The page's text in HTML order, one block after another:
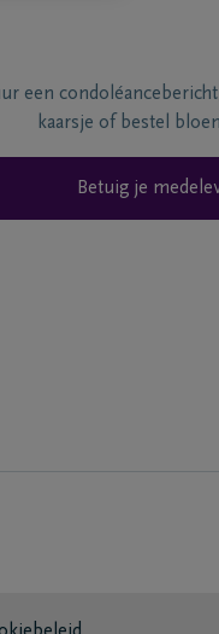
een
kaarsje of bestel
Betuig je